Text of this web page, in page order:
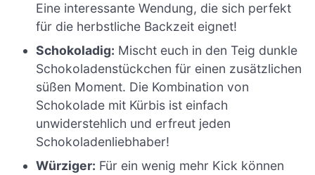
Eine interessante Wendung, die sich perfekt
für die herbstliche Backzeit eignet!
Schokoladig: Mischt euch in den Teig dunkle
Schokoladenstückchen für einen zusätzlichen
süßen Moment. Die Kombination von
Schokolade mit Kürbis ist einfach
unwiderstehlich und erfreut jeden
Schokoladenliebhaber!
Würziger: Für ein wenig mehr Kick können